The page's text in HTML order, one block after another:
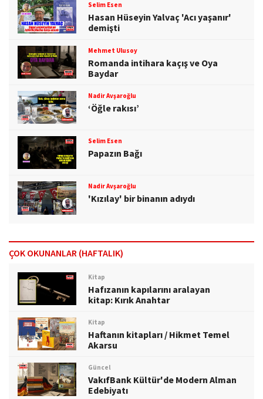
Selim Esen
Hasan Hüseyin Yalvaç 'Acı yaşanır'
demişti
Mehmet Ulusoy
Romanda intihara kaçış ve Oya
Baydar
Nadir Avşaroğlu
‘Öğle rakısı’
Selim Esen
Papazın Bağı
Nadir Avşaroğlu
'Kızılay' bir binanın adıydı
ÇOK OKUNANLAR (HAFTALIK)
Kitap
Hafızanın kapılarını aralayan
kitap: Kırık Anahtar
Kitap
Haftanın kitapları / Hikmet Temel
Akarsu
Güncel
VakıfBank Kültür'de Modern Alman
Edebiyatı